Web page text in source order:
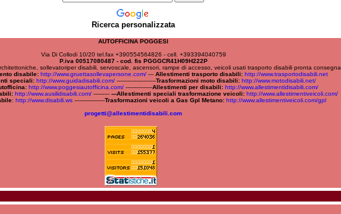
Ricerca personalizzata
AUTOFFICINA POGGESI
Via Di Collodi 10/20 tel.fax +390554564826 - cell. +393394040759
P.iva 00517080487 - cod. fis PGGGCR41H09H222P
sollevatoriper disabili, servoscale, ascensori, rampe di accesso, veicoli usati trasporto disabili pronta consegna.
disabile: http://www.gruettasollevapersone.com/--- Allestimenti trasporto disabili:http://www.trasportodisabili.net
speciali: http://www.guidadisabili.com/ ----------------------Trasformazioni moto disabili: http://www.motodisabili.net/
http://www.poggesiautofficina.com/---------------Allestimenti per disabili: http://www.allestimentidisabili.com/
http://www.ausilidisabili.com/--------- ---Allestimenti speciali trasformazione veicoli: http://www.allestimentiveicoli.com/
: http://www.disabili.ws -----------------Trasformazioni veicoli a Gas Gpl Metano: http://www.allestimentiveicoli.com/gpl
progetti@allestimentidisabili.com